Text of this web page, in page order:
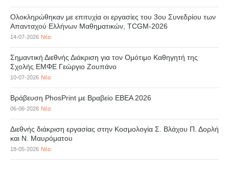
Ολοκληρώθηκαν με επιτυχία οι εργασίες του 3ου Συνεδρίου των
Απανταχού Ελλήνων Μαθηματικών, TCGM-2026
14-07-2026 Νέα
Σημαντική Διεθνής Διάκριση για τον Ομότιμο Καθηγητή της
Σχολής ΕΜΦΕ Γεώργιο Ζουπάνο
10-07-2026 Νέα
Βράβευση PhosPrint με Βραβείο ΕΒΕΑ 2026
06-06-2026 Νέα
Διεθνής διάκριση εργασίας στην Κοσμολογία Σ. Βλάχου Π. Δορλή
και Ν. Μαυρόματου
18-05-2026 Νέα